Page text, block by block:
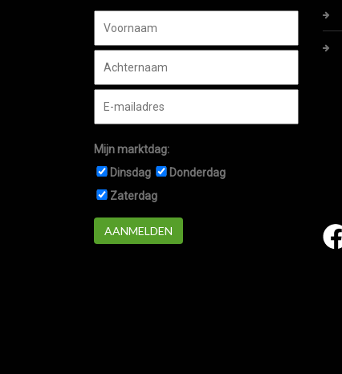
Mijn marktdag:
Dinsdag
Donderdag
Zaterdag
AANMELDEN